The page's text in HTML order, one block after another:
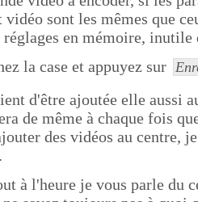
sont les mêmes que
en mémoire,
la case et appuyez sur
d'être ajoutée elle aussi
de même à chaque fois
des vidéos au centre,
à l'heure je vous parle du